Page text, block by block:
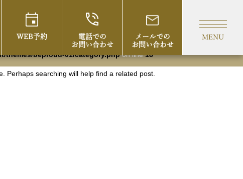
WEB予約
電話での
お問い合わせ
メールでの
お問い合わせ
MENU
category.php
themes/beproud-01/category.phpon line18
Perhaps searching will help find a related post.